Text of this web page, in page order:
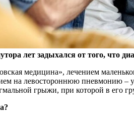
лет задыхался от того, что
медицина», лечением
на левостороннюю пневмонию –
грыжи, при которой в его